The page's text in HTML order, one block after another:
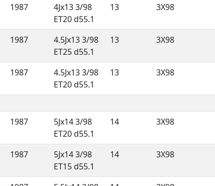
1987
4Jx13 3/98
ET20 d55.1
13 3X98
1987
4.5Jx13 3/98
ET25 d55.1
13 3X98
1987
4.5Jx13 3/98
ET20 d55.1
13 3X98
1987
5Jx14 3/98
ET20 d55.1
14 3X98
1987
5Jx14 3/98
ET15 d55.1
14 3X98